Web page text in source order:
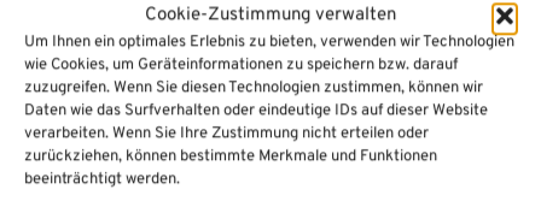
Cookie-Zustimmung verwalten
Um Ihnen ein optimales Erlebnis zu bieten, verwenden wir Technologien
wie Cookies, um Geräteinformationen zu speichern bzw. darauf
zuzugreifen. Wenn Sie diesen Technologien zustimmen, können wir
Daten wie das Surfverhalten oder eindeutige IDs auf dieser Website
verarbeiten. Wenn Sie Ihre Zustimmung nicht erteilen oder
zurückziehen, können bestimmte Merkmale und Funktionen
beeinträchtigt werden.
geht leider nicht. Sie brauchen für einen Remote
Desktop eine Serverlizenz. Wenn Sie den
Schlüssel einer Einzelplatzlizenz zur Aktivierung
eines Remote Desktop eingeben, erhalten Sie
folgende Fehlermeldung Bitte fragen Sie uns
nach einem Angebot […]